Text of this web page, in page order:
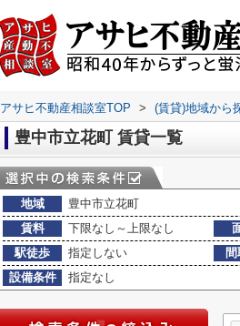
アサヒ不動産相談室TOP > (賃貸)地域から
豊中市立花町 賃貸一覧
地域
豊中市立花町
賃料
下限なし～上限なし
駅徒歩
指定しない 間
設備条件
指定なし